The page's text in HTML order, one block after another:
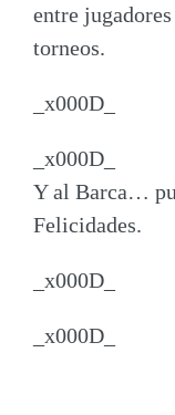
entre
torneos.
_x000D_
_x000D_
Y al Barca…
Felicidades.
_x000D_
_x000D_